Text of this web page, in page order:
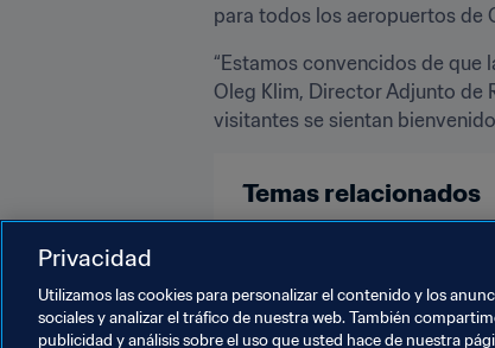
para todos los aeropuertos de
“Estamos convencidos de que
Oleg Klim, Director Adjunto de
visitantes se sientan
Temas relacionados
Privacidad
Utilizamos las cookies para personalizar el contenido y los
sociales y analizar el tráfico de nuestra web. También
publicidad y análisis sobre el uso que usted hace de nuestra